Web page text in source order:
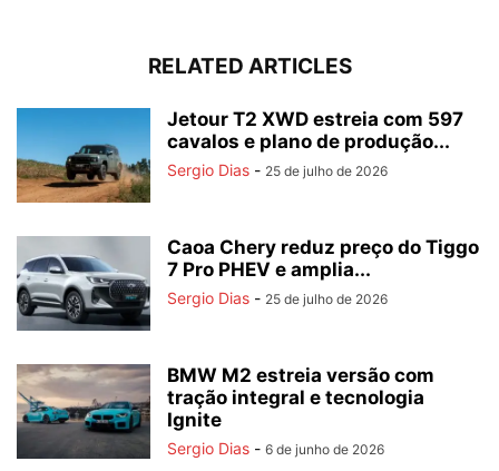
RELATED ARTICLES
Jetour T2 XWD estreia com 597
cavalos e plano de produção...
Sergio Dias - 25 de julho de 2026
Caoa Chery reduz preço do Tiggo
7 Pro PHEV e amplia...
Sergio Dias - 25 de julho de 2026
BMW M2 estreia versão com
tração integral e tecnologia
Ignite
Sergio Dias - 6 de junho de 2026